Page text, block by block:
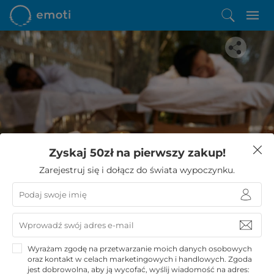
Spodobała Ci się ta oferta?
Zostało Ci zaledwie kilka kroków do niezwykłego
wypoczynku
Zyskaj 50zł na pierwszy zakup!
Zarejestruj się i dołącz do świata wypoczynku.
Wyrażam zgodę na przetwarzanie moich danych osobowych
oraz kontakt w celach marketingowych i handlowych. Zgoda
jest dobrowolna, aby ją wycofać, wyślij wiadomość na adres: